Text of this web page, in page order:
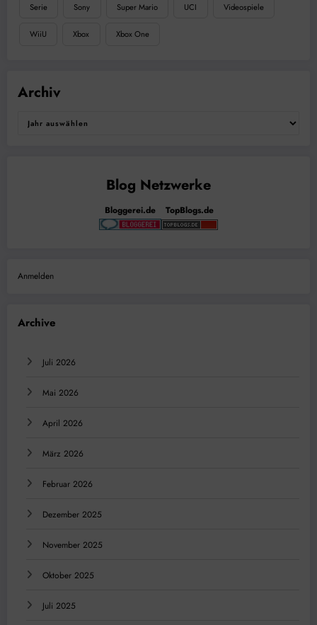
Serie Sony Super Mario UCI Videospiele
WiiU Xbox Xbox One
Bloggerei.de TopBlogs.de
Anmelden
Archive
Juli 2026
Mai 2026
April 2026
März 2026
Februar 2026
Dezember 2025
November 2025
Oktober 2025
Juli 2025